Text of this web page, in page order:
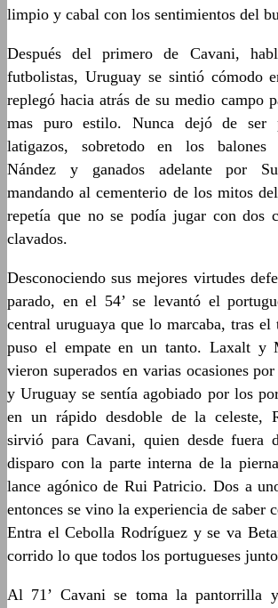
limpio y cabal con los sentimientos del
Después del primero de Cavani,
futbolistas, Uruguay se sintió cómodo
replegó hacia atrás de su medio campo
mas puro estilo. Nunca dejó de ser
latigazos, sobretodo en los balones
Nández y ganados adelante por
mandando al cementerio de los mitos
repetía que no se podía jugar con dos
clavados.
Desconociendo sus mejores virtudes
parado, en el 54’ se levantó el
central uruguaya que lo marcaba, tras
puso el empate en un tanto. Laxalt y
vieron superados en varias ocasiones
y Uruguay se sentía agobiado por los
en un rápido desdoble de la celeste,
sirvió para Cavani, quien desde fuera
disparo con la parte interna de la
lance agónico de Rui Patricio. Dos a
entonces se vino la experiencia de saber
Entra el Cebolla Rodríguez y se va
corrido lo que todos los portugueses
Al 71’ Cavani se toma la pantorrilla